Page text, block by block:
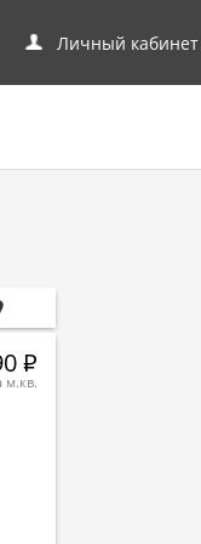
Личный кабинет
Р
м.кв.